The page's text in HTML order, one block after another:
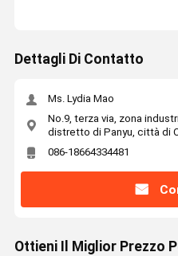
Dettagli Di Contatto
Ms. Lydia Mao
No.9, terza via, zona
distretto di Panyu, città di
086-18664334481
Ottieni Il Miglior Prezzo